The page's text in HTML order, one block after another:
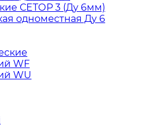
СЕТОР 3 (Ду 6мм)
одноместная Ду 6
WF
WU